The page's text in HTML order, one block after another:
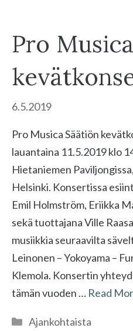
Pro
6.5.2019
Pro Musica Säätiön
lauantaina 11.5.2019 klo
Hietaniemen
Helsinki. Konsertissa
Emil Holmström, Eriikka
sekä tuottajana Ville
musiikkia seuraavilta
Leinonen – Yokoyama –
Klemola. Konsertin
tämän vuoden … Read
Kategoriat
Ajankohtaista